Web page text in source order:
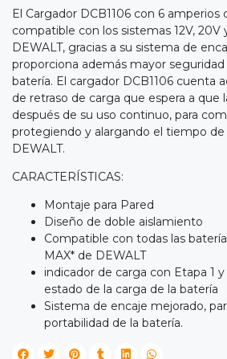
El Cargador DCB1106 con 6 amperios
compatible con los sistemas 12V, 20V
DEWALT, gracias a su sistema de
proporciona además mayor
batería. El cargador DCB1106 cuenta
de retraso de carga que espera a que
después de su uso continuo, para
protegiendo y alargando el tiempo de
DEWALT.
CARACTERÍSTICAS:
Montaje para Pared
Diseño de doble aislamiento
Compatible con todas las
MAX* de DEWALT
indicador de carga con Etapa 1
estado de la carga de la batería
Sistema de encaje mejorado,
portabilidad de la batería.